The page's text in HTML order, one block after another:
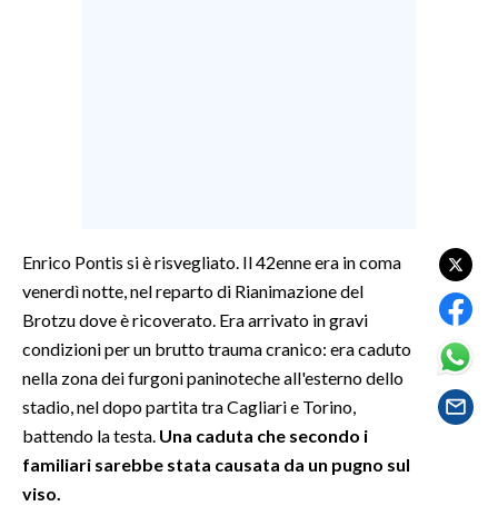
SPETTACOLI
GOSSIP
SALUTE
SARDEGNA TURISMO
Enrico Pontis si è risvegliato. Il 42enne era in coma
venerdì notte, nel reparto di Rianimazione del
Brotzu dove è ricoverato. Era arrivato in gravi
condizioni per un brutto trauma cranico: era caduto
nella zona dei furgoni paninoteche all'esterno dello
stadio, nel dopo partita tra Cagliari e Torino,
battendo la testa. Una caduta che secondo i
familiari sarebbe stata causata da un pugno sul
viso.